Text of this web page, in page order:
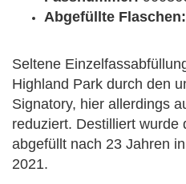
Abgefüllte Flaschen:
Seltene
Highland Park durch den
Signatory, hier allerdings
reduziert. Destilliert wurde
abgefüllt nach 23 Jahren
2021.